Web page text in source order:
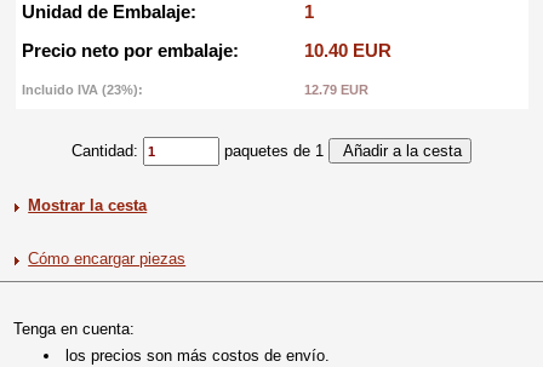
Unidad de Embalaje:
1
Precio neto por embalaje:
10.40 EUR
Incluido IVA (23%): 12.79 EUR
Cantidad: paquetes de 1
Mostrar la cesta
Cómo encargar piezas
Tenga en cuenta:
los precios son más costos de envío.